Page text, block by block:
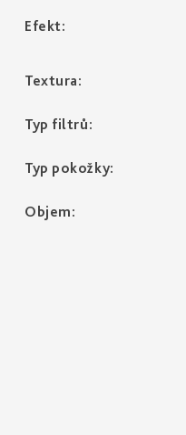
Efekt:
Textura:
Typ filtrů:
Typ pokožky:
Objem: